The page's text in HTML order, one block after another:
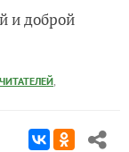
и доброй
,